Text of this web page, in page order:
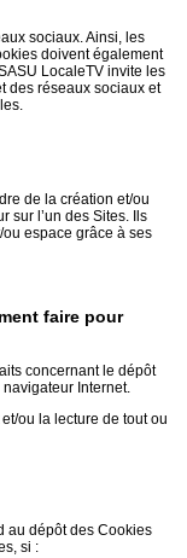
sociaux. Ainsi, les
doivent également
LocaleTV invite les
des réseaux sociaux et
de la création et/ou
sur l’un des Sites. Ils
ou espace grâce à ses
faire pour
concernant le dépôt
Internet.
ou la lecture de tout ou
au dépôt des Cookies
si :